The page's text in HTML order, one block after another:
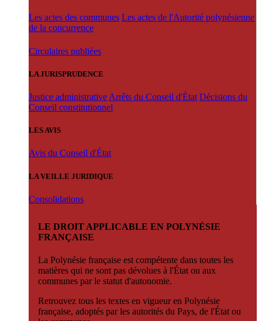
Les actes des communes Les actes de l'Autorité polynésienne
de la concurrence
Circulaires publiées
LA JURISPRUDENCE
Justice administrative Arrêts du Conseil d'État Décisions du
Conseil constitutionnel
LES AVIS
Avis du Conseil d'État
LA VEILLE JURIDIQUE
Consolidations
LE DROIT APPLICABLE EN POLYNÉSIE
FRANÇAISE
La Polynésie française est compétente dans toutes les
matières qui ne sont pas dévolues à l'État ou aux
communes par le statut d'autonomie.
Retrouvez tous les textes en vigueur en Polynésie
française, adoptés par les autorités du Pays, de l'État ou